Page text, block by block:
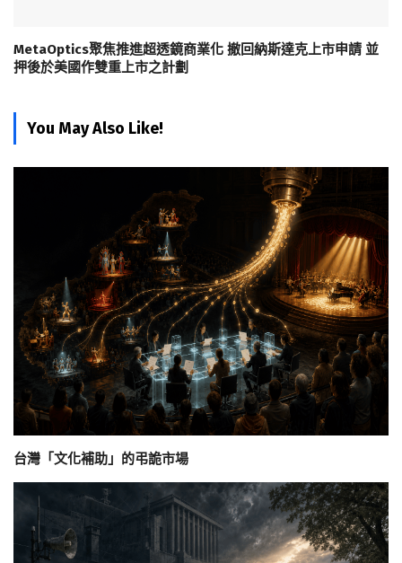
MetaOptics聚焦推進超透鏡商業化 撤回納斯達克上市申請 並
押後於美國作雙重上市之計劃
You May Also Like!
台灣「文化補助」的弔詭市場